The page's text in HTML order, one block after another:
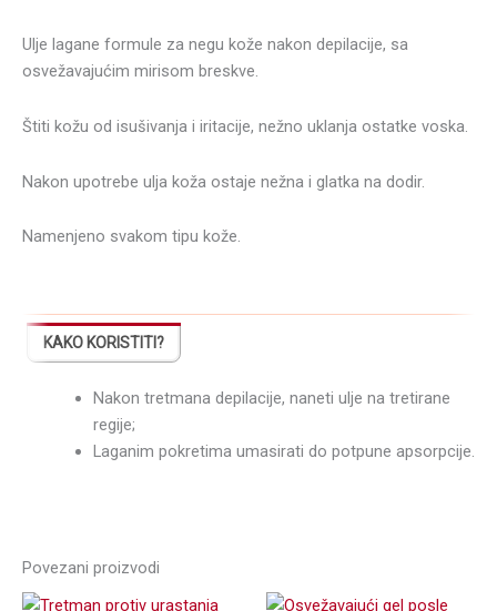
Ulje lagane formule za negu kože nakon depilacije, sa
osvežavajućim mirisom breskve.
Štiti kožu od isušivanja i iritacije, nežno uklanja ostatke voska.
Nakon upotrebe ulja koža ostaje nežna i glatka na dodir.
Namenjeno svakom tipu kože.
KAKO KORISTITI?
Nakon tretmana depilacije, naneti ulje na tretirane
regije;
Laganim pokretima umasirati do potpune apsorpcije.
Povezani proizvodi